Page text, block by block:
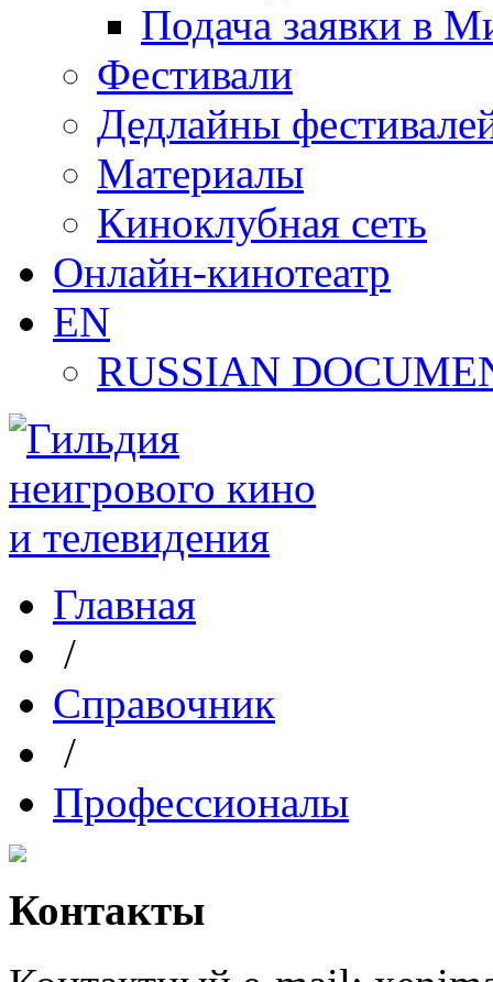
Подача заявки в
Фестивали
Дедлайны
Материалы
Киноклубная сеть
Онлайн-кинотеатр
EN
RUSSIAN
Главная
/
Справочник
/
Профессионалы
Контакты